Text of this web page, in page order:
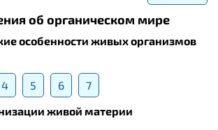
об органическом мире
особенности живых организмов
4 5 6
7
живой материи